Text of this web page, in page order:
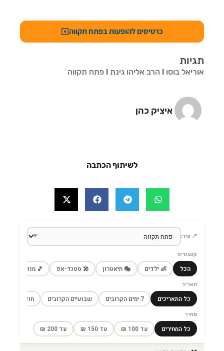
כרטיסים להופעות בפתח תקווה
תגיות
אוריאל בוסו הרב אליהו גינת פתח תקווה
איציק כהן
לשיתוף הכתבה
📍 עיר:
קטגוריה
הכל 👶 ילדים 🎭 תיאטרון 🎤 סטנד-אפ 🎵 מוזיקה
תאריך
כל התאריכים 7 ימים הקרובים שבועיים הקרובים חודש הקרוב
מחיר
כל המחירים עד 100 ₪ עד 150 ₪ עד 200 ₪